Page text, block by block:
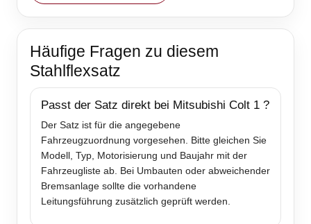
Häufige Fragen zu diesem
Stahlflexsatz
Passt der Satz direkt bei Mitsubishi Colt 1 ?
Der Satz ist für die angegebene
Fahrzeugzuordnung vorgesehen. Bitte gleichen Sie
Modell, Typ, Motorisierung und Baujahr mit der
Fahrzeugliste ab. Bei Umbauten oder abweichender
Bremsanlage sollte die vorhandene
Leitungsführung zusätzlich geprüft werden.